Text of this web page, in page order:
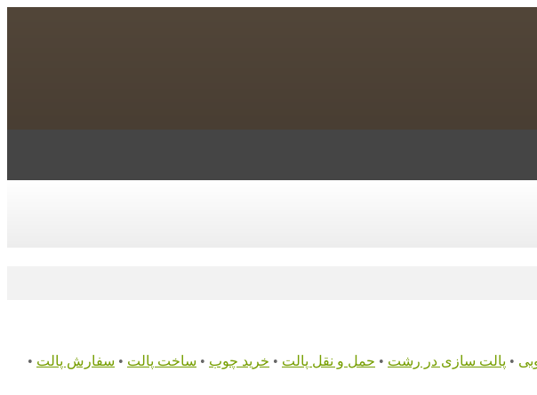
• پالت سازی در رشت • حمل و نقل پالت • خرید چوب • ساخت پالت • سفارش پالت •